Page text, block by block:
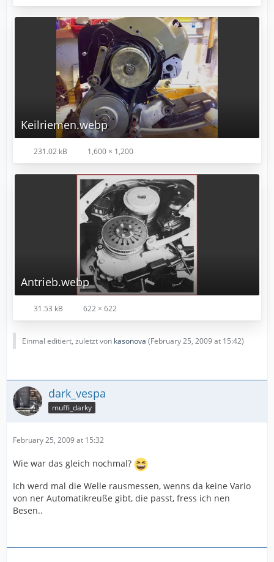
Keilriemen.webp
231.02 kB 1,600 × 1,200
Antrieb.webp
31.53 kB 622 × 622
Einmal editiert, zuletzt von kasonova (February 25, 2009 at 15:42)
dark_vespa
muffi_darky
February 25, 2009 at 15:32
Wie war das gleich nochmal?
Ich werd mal die Welle rausmessen, wenns da keine Vario
von ner Automatikreuße gibt, die passt, fress ich nen
Besen..